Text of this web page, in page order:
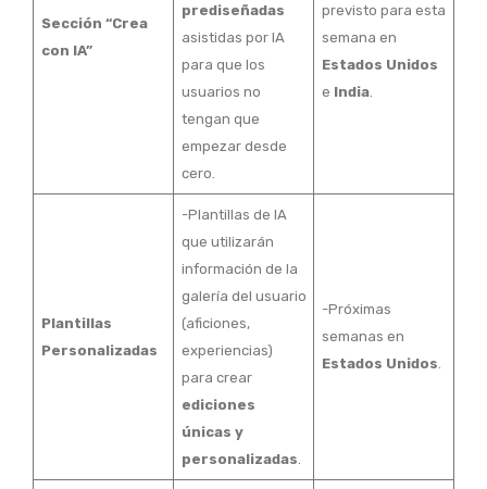
Sección “Crea
con IA”
prediseñadas
asistidas por IA
para que los
usuarios no
tengan que
empezar desde
cero.
previsto para esta
semana en
Estados Unidos
e India.
Plantillas
Personalizadas
-Plantillas de IA
que utilizarán
información de la
galería del usuario
(aficiones,
experiencias)
para crear
ediciones
únicas y
personalizadas
-Próximas
semanas en
Estados Unidos